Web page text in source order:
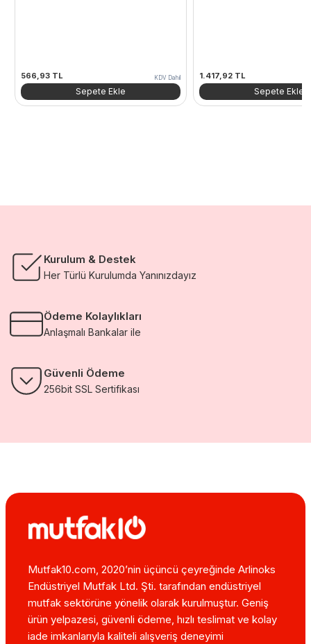
566,93 TL KDV Dahil
Sepete Ekle
1.417,92 TL
Sepete Ekle
Kurulum & Destek
Her Türlü Kurulumda Yanınızdayız
Ödeme Kolaylıkları
Anlaşmalı Bankalar ile
Güvenli Ödeme
256bit SSL Sertifikası
Mutfak10.com, 2020’nin üçüncü çeyreğinde Arlinoks
Endüstriyel Mutfak Ltd. Şti. tarafından endüstriyel
mutfak sektörüne yönelik olarak kurulmuştur. Geniş
ürün yelpazesi, güvenli ödeme, hızlı teslimat ve kolay
iade imkanlarıyla kaliteli alışveriş deneyimi